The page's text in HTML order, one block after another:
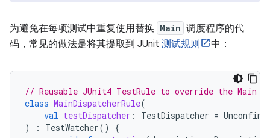
为避免在每项测试中重复使用替换 Main 调度程序的代
码，常见的做法是将其提取到 JUnit 测试规则 中：
// Reusable JUnit4 TestRule to override the Main
class MainDispatcherRule(
val testDispatcher : TestDispatcher =
)
: TestWatcher()
{